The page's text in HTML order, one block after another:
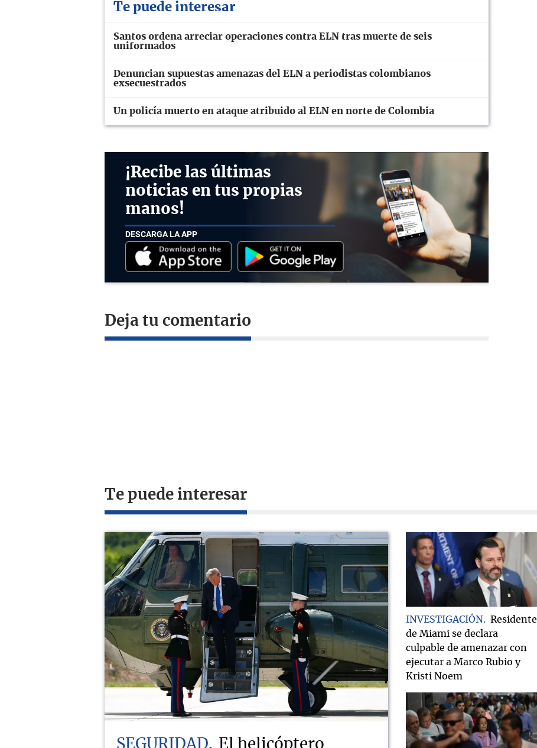
Te puede interesar
Santos ordena arreciar operaciones contra ELN tras muerte de seis
uniformados
Denuncian supuestas amenazas del ELN a periodistas colombianos
exsecuestrados
Un policía muerto en ataque atribuido al ELN en norte de Colombia
¡Recibe las últimas
noticias en tus propias
manos!
DESCARGA LA APP
Deja tu comentario
Te puede interesar
SEGURIDAD El helicóptero
INVESTIGACIÓN
Residente
de Miami se declara
culpable de amenazar con
ejecutar a Marco Rubio y
Kristi Noem